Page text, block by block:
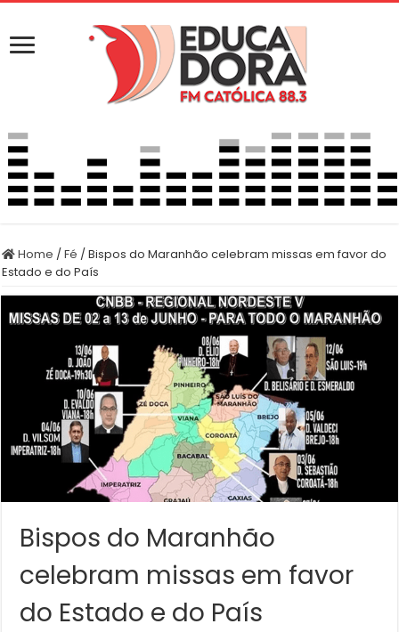
Home /Fé /Bispos do Maranhão celebram missas em favor do
Estado e do País
Bispos do Maranhão
celebram missas em favor
do Estado e do País